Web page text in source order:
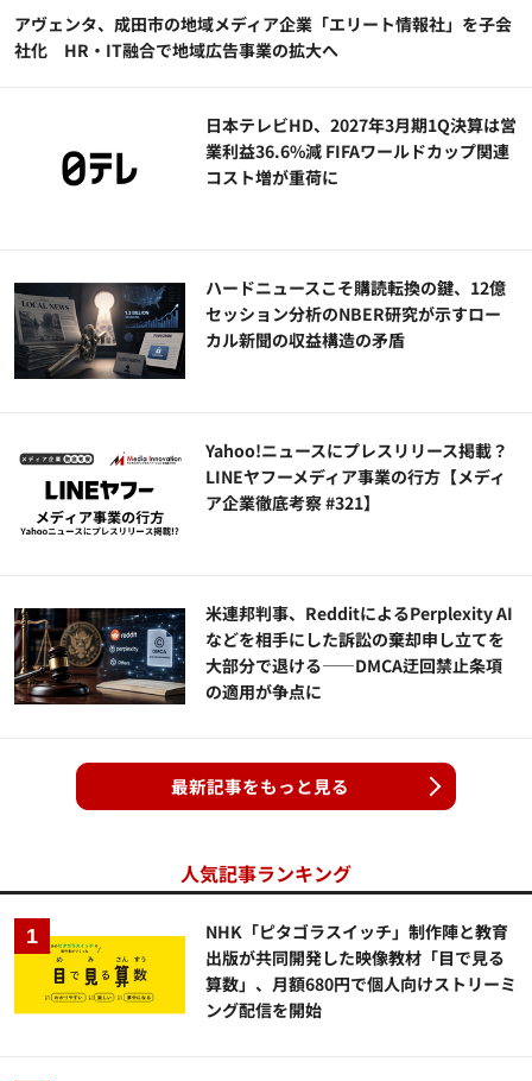
アヴェンタ、成田市の地域メディア企業「エリート情報社」を子会
社化 HR・IT融合で地域広告事業の拡大へ
日本テレビHD、2027年3月期1Q決算は営
業利益36.6%減 FIFAワールドカップ関連
コスト増が重荷に
ハードニュースこそ購読転換の鍵、12億
セッション分析のNBER研究が示すロー
カル新聞の収益構造の矛盾
Yahoo!ニュースにプレスリリース掲載？
LINEヤフーメディア事業の行方【メディ
ア企業徹底考察 #321】
米連邦判事、RedditによるPerplexity AI
などを相手にした訴訟の棄却申し立てを
大部分で退ける——DMCA迂回禁止条項
の適用が争点に
最新記事をもっと見る
人気記事ランキング
NHK「ピタゴラスイッチ」制作陣と教育
出版が共同開発した映像教材「目で見る
算数」、月額680円で個人向けストリーミ
ング配信を開始